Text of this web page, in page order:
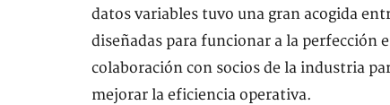
datos variables tuvo una gran acogida
diseñadas para funcionar a la perfección
colaboración con socios de la industria
mejorar la eficiencia operativa.